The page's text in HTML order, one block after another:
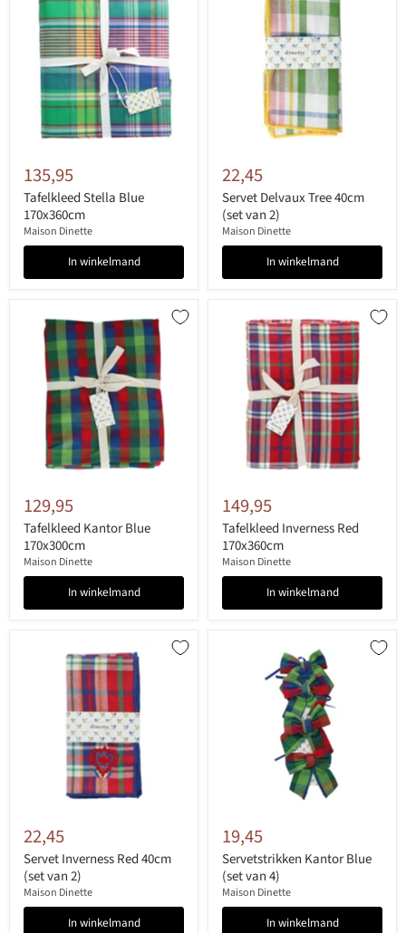
135,95
Tafelkleed Stella Blue
170x360cm
Maison Dinette
In winkelmand
22,45
Servet Delvaux Tree 40cm
(set van 2)
Maison Dinette
In winkelmand
129,95
Tafelkleed Kantor Blue
170x300cm
Maison Dinette
In winkelmand
149,95
Tafelkleed Inverness Red
170x360cm
Maison Dinette
In winkelmand
22,45
Servet Inverness Red 40cm
(set van 2)
Maison Dinette
In winkelmand
19,45
Servetstrikken Kantor Blue
(set van 4)
Maison Dinette
In winkelmand